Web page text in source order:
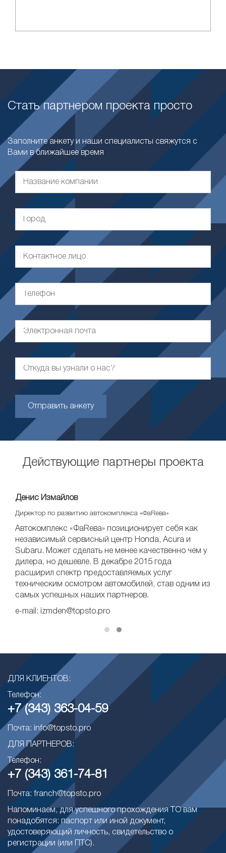
Стать партнером проекта просто
Заполните анкету и наши специалисты свяжутся с
Вами в ближайшее время
Отправить анкету
Действующие партнеры проекта
Денис Измайлов
Директор по развитию автокомплекса «ФаRева»
Автокомплекс «ФаRева» позиционирует себя как
независимый сервисный центр Honda, Acura и
Subaru. Может сделать не менее качественно чем у
дилера, но дешевле. В декабре 2015 года
расширил спектр предоставляемых услуг
техническим осмотром автомобилей, став одним из
самых успешных наших партнеров.
e-mail: izmden@topsto.pro
ДЛЯ КЛИЕНТОВ:
Телефон:
+7 (343) 363-04-59
Почта: info@topsto.pro
ДЛЯ ПАРТНЕРОВ:
Телефон:
+7 (343) 361-74-81
Почта: franch@topsto.pro
Напоминаем, для успешного прохождения ТО вам
понадобятся: паспорт или иной документ,
удостоверяющий личность, свидетельство о
регистрации (или ПТС).